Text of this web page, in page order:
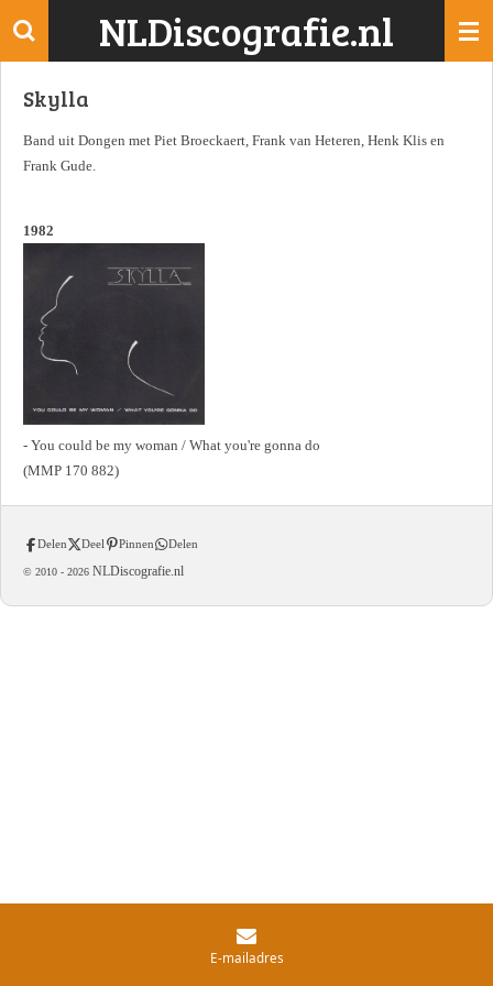
Ga
de
NLDiscografie.nl
Skylla
Band uit Dongen met Piet Broeckaert, Frank van Heteren, Henk Klis en
Frank Gude.
1982
- You could be my woman / What you're gonna do
(MMP 170 882)
Delen Deel Pinnen Delen
© 2010 - 2026 NLDiscografie.nl
E-mailadres